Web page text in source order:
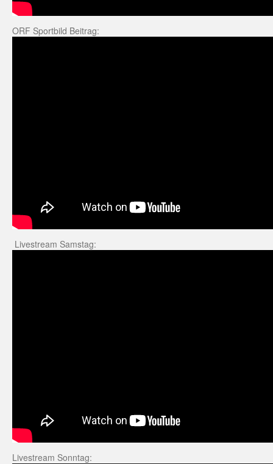
ORF Sportbild Beitrag:
Livestream Samstag:
Livestream Sonntag: